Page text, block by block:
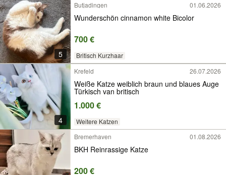
5
Butjadingen 01.06.2026
Wunderschön cinnamon white Bicolor
700 €
Britisch Kurzhaar
4
Krefeld 26.07.2026
Weiße Katze weiblich braun und blaues Auge
Türkisch van britisch
1.000 €
Weitere Katzen
Bremerhaven
01.08.2026
BKH Reinrassige Katze
200 €